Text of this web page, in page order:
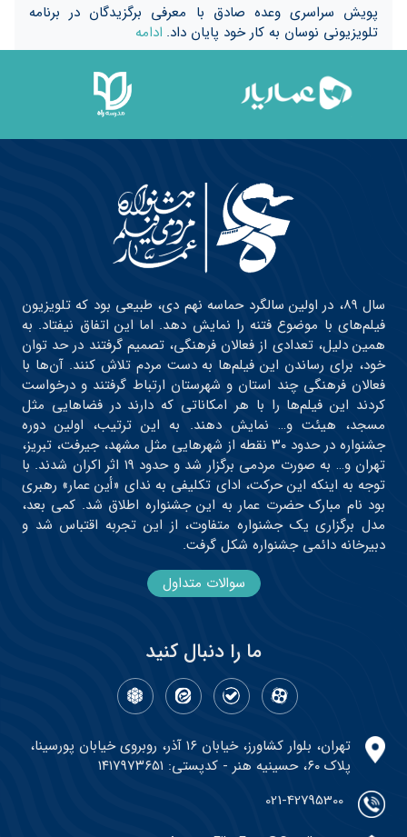
پویش سراسری وعده صادق با معرفی برگزیدگان در برنامه
تلویزیونی نوسان به کار خود پایان داد. ادامه
سال ۸۹، در اولین سالگرد حماسه نهم دی، طبیعی بود که تلویزیون
فیلم‌های با موضوع فتنه را نمایش دهد. اما این اتفاق نیفتاد. به
همین دلیل، تعدادی از فعالان فرهنگی، تصمیم گرفتند در حد توان
خود، برای رساندن این فیلم‌ها به دست مردم تلاش کنند. آن‌ها با
فعالان فرهنگی چند استان و شهرستان ارتباط گرفتند و درخواست
کردند این فیلم‌ها را با هر امکاناتی که دارند در فضاهایی مثل
مسجد، هیئت و… نمایش دهند. به این ترتیب، اولین دوره
جشنواره در حدود ۳۰ نقطه از شهرهایی مثل مشهد، جیرفت، تبریز،
تهران و… به صورت مردمی برگزار شد و حدود ۱۹ اثر اکران شدند. با
توجه به اینکه این حرکت، ادای تکلیفی به ندای «أین عمار» رهبری
بود نام مبارک حضرت عمار به این جشنواره اطلاق شد. کمی بعد،
مدل برگزاری یک جشنواره متفاوت، از این تجربه اقتباس شد و
دبیرخانه دائمی جشنواره شکل گرفت.
سوالات متداول
ما را دنبال کنید
تهران، بلوار کشاورز، خیابان ۱۶ آذر، روبروی خیابان پورسینا،
پلاک ۶۰، حسینیه هنر - کدپستی: ۱۴۱۷۹۷۳۶۵۱
021-42795300